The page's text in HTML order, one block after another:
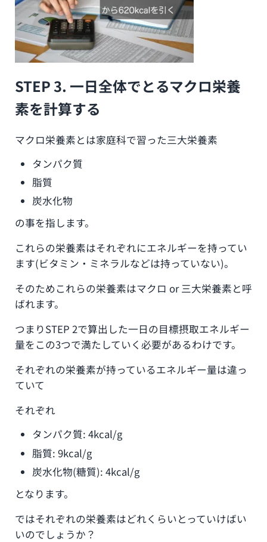
STEP 3. 一日全体でとるマクロ栄養
素を計算する
マクロ栄養素とは家庭科で習った三大栄養素
タンパク質
脂質
炭水化物
の事を指します。
これらの栄養素はそれぞれにエネルギーを持ってい
ます(ビタミン・ミネラルなどは持っていない)。
そのためこれらの栄養素はマクロ or 三大栄養素と呼
ばれます。
つまりSTEP 2で算出した一日の目標摂取エネルギー
量をこの3つで満たしていく必要があるわけです。
それぞれの栄養素が持っているエネルギー量は違っ
ていて
それぞれ
タンパク質: 4kcal/g
脂質: 9kcal/g
炭水化物(糖質): 4kcal/g
となります。
ではそれぞれの栄養素はどれくらいとっていけばい
いのでしょうか？